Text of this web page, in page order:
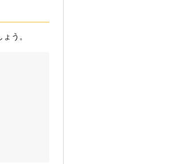
う。